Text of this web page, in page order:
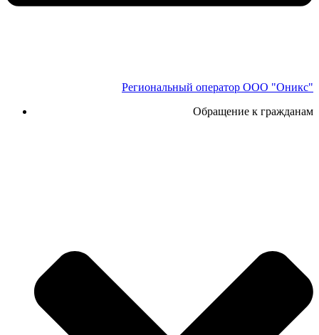
Региональный оператор ООО "Оникс"
Обращение к гражданам